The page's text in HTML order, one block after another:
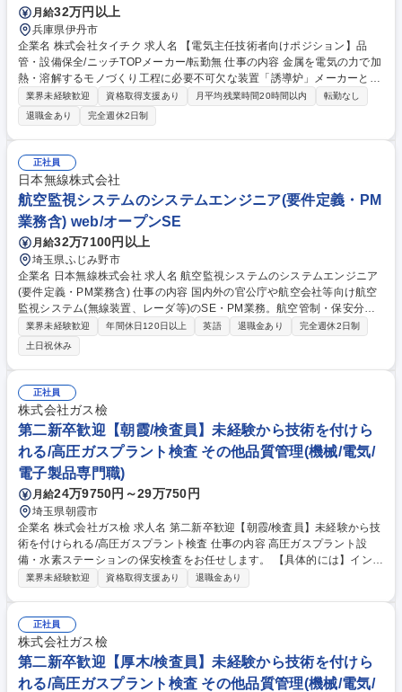
月給32万円以上
兵庫県伊丹市
企業名 株式会社タイチク 求人名 【電気主任技術者向けポジション】品
管・設備保全/ニッチTOPメーカー/転勤無 仕事の内容 金属を電気の力で加
熱・溶解するモノづくり工程に必要不可欠な装置「誘導炉」メーカーとし
て、製品開発・製造、メンテナンスまで一貫して行うう当社にて、品質管
理と電気設備保安業務をお任せします。 【業務割合】品質管理：保安業務
＝7：3 保有資格、ご経験を活かし広い業務に携わることができる点が魅
力です。 【品質管理業務】出荷前検査、完成品検査、報告書作成、工程異
常に対する原因追求と対策など品質管理に付随する業務全般 【電気設備保
安業務】社内の電気設備の保安業務をお任せします。保安協会との折衝、
月1回の高圧電気設備のメンテナンス、設備トラブル対応。 募集職種 【電
気主任技術者向けポジション】品管・設備保全/ニッチTOPメーカー/転勤
無
業界未経験歓迎 資格取得支援あり 月平均残業時間20時間以内
転勤なし
退職金あり
完全週休2日制
正社員
日本無線株式会社
航空監視システムのシステムエンジニア(要件定義・PM
業務含) web/オープンSE
月給32万7100円以上
埼玉県ふじみ野市
企業名 日本無線株式会社 求人名 航空監視システムのシステムエンジニア
(要件定義・PM業務含) 仕事の内容 国内外の官公庁や航空会社等向け航空
監視システム(無線装置、レーダ等)のSE・PM業務。航空管制・保安分野
の要件ヒアリングから要件定義、システムアーキテクチャ設計、品質評価
まで一貫して携わります。 【詳細】■航空管制・航空保安分野における顧
客要件定義 ■システムアーキテクチャ設計・全体仕様検討 ■製品開発案件
における設計レビュー・品質評価。空の安全を支える社会インフラの中核
システムに最上流工程から深く関わることができ、システム技術とプロジ
ェクトマネジメントの両面で極めて高い専門性を磨き、発揮していくこと
ができる非常に価値あるポジションです。 募集職種 航空監視システムの
システムエンジニア(要件定義・PM業務含)
業界未経験歓迎 年間休日120日以上 英語 退職金あり
完全週休2日制
土日祝休み
正社員
株式会社ガス檢
第二新卒歓迎【朝霞/検査員】未経験から技術を付けら
れる/高圧ガスプラント検査 その他品質管理(機械/電気/
電子製品専門職)
月給24万9750円～29万750円
埼玉県朝霞市
企業名 株式会社ガス檢 求人名 第二新卒歓迎【朝霞/検査員】未経験から技
術を付けられる/高圧ガスプラント検査 仕事の内容 高圧ガスプラント設
備・水素ステーションの保安検査をお任せします。 【具体的には】インフ
ラ関係、食品メーカー、自動車関連の工場・水素ステーション等に3～4名
ど。日程は2か月前から分かるため、急な出張は殆どありません。主に関
東甲信越エリアのお客様が設備を保有する工場や充填所等に出向きます。
遠い現場は移動日をとり出張して検査を行います。 募集職種 第二新卒歓
迎【朝霞/検査員】未経験から技術を付けられる/高圧ガスプラント検査
業界未経験歓迎 資格取得支援あり 退職金あり
正社員
株式会社ガス檢
第二新卒歓迎【厚木/検査員】未経験から技術を付けら
れる/高圧ガスプラント検査 その他品質管理(機械/電気/